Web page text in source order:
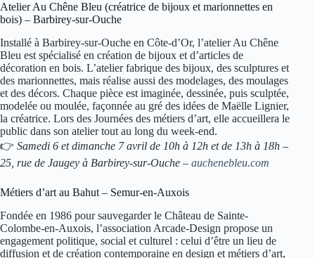
Atelier Au Chêne Bleu (créatrice de bijoux et marionnettes en
bois) – Barbirey-sur-Ouche
Installé à Barbirey-sur-Ouche en Côte-d’Or, l’atelier Au Chêne
Bleu est spécialisé en création de bijoux et d’articles de
décoration en bois. L’atelier fabrique des bijoux, des sculptures et
des marionnettes, mais réalise aussi des modelages, des moulages
et des décors. Chaque pièce est imaginée, dessinée, puis sculptée,
modelée ou moulée, façonnée au gré des idées de Maëlle Lignier,
la créatrice. Lors des Journées des métiers d’art, elle accueillera le
public dans son atelier tout au long du week-end.
👉 Samedi 6 et dimanche 7 avril de 10h à 12h et de 13h à 18h –
25, rue de Jaugey à Barbirey-sur-Ouche – auchenebleu.com
Métiers d’art au Bahut – Semur-en-Auxois
Fondée en 1986 pour sauvegarder le Château de Sainte-
Colombe-en-Auxois, l’association Arcade-Design propose un
engagement politique, social et culturel : celui d’être un lieu de
diffusion et de création contemporaine en design et métiers d’art,